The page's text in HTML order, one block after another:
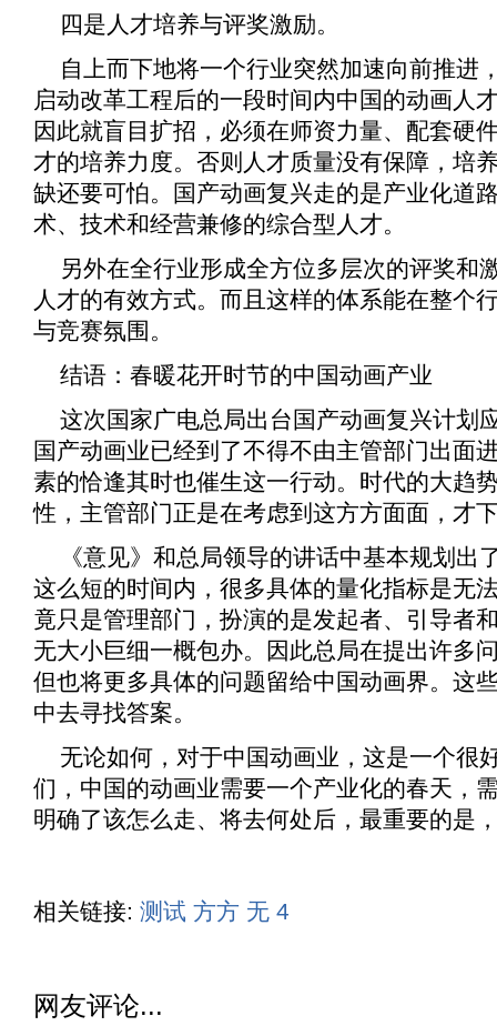
四是人才培养与评奖激励。
自上而下地将一个行业突然加速向前推进
启动改革工程后的一段时间内中国的动画人
因此就盲目扩招，必须在师资力量、配套硬
才的培养力度。否则人才质量没有保障，培
缺还要可怕。国产动画复兴走的是产业化道
术、技术和经营兼修的综合型人才。
另外在全行业形成全方位多层次的评奖和
人才的有效方式。而且这样的体系能在整个
与竞赛氛围。
结语：春暖花开时节的中国动画产业
这次国家广电总局出台国产动画复兴计划
国产动画业已经到了不得不由主管部门出面
素的恰逢其时也催生这一行动。时代的大趋
性，主管部门正是在考虑到这方方面面，才
《意见》和总局领导的讲话中基本规划出
这么短的时间内，很多具体的量化指标是无
竟只是管理部门，扮演的是发起者、引导者
无大小巨细一概包办。因此总局在提出许多
但也将更多具体的问题留给中国动画界。这
中去寻找答案。
无论如何，对于中国动画业，这是一个很
们，中国的动画业需要一个产业化的春天，
明确了该怎么走、将去何处后，最重要的是
相关链接: 测试 方方 无 4
网友评论...